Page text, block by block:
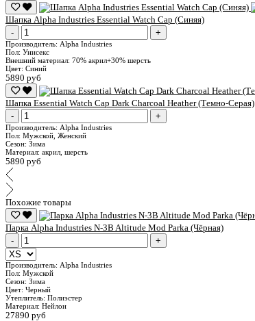
Шапка Alpha Industries Essential Watch Cap (Синяя)
-
+
Производитель: Alpha Industries
Пол: Унисекс
Внешний материал: 70% акрил+30% шерсть
Цвет: Синий
5890 руб
Шапка Essential Watch Cap Dark Charcoal Heather (Темно-Серая)
-
+
Производитель: Alpha Industries
Пол: Мужской, Женский
Сезон: Зима
Материал: акрил, шерсть
5890 руб
Похожие товары
Парка Alpha Industries N-3B Altitude Mod Parka (Чёрная)
-
+
Производитель: Alpha Industries
Пол: Мужской
Сезон: Зима
Цвет: Черный
Утеплитель: Полиэстер
Материал: Нейлон
27890 руб